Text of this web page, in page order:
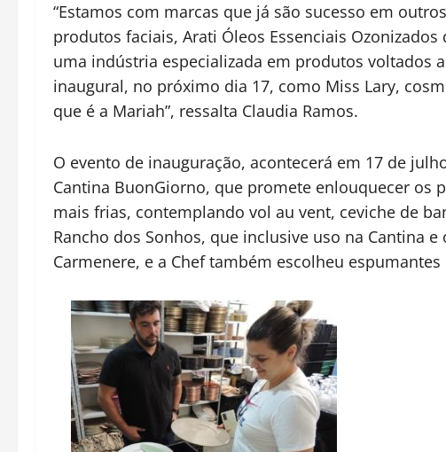
“Estamos com marcas que já são sucesso em
produtos faciais, Arati Óleos Essenciais
uma indústria especializada em produtos voltados
inaugural, no próximo dia 17, como Miss Lary,
que é a Mariah”, ressalta Claudia Ramos.
O evento de inauguração, acontecerá em 17 de
Cantina BuonGiorno, que promete enlouquecer os
mais frias, contemplando vol au vent, ceviche de
Rancho dos Sonhos, que inclusive uso na Cantina
Carmenere, e a Chef também escolheu